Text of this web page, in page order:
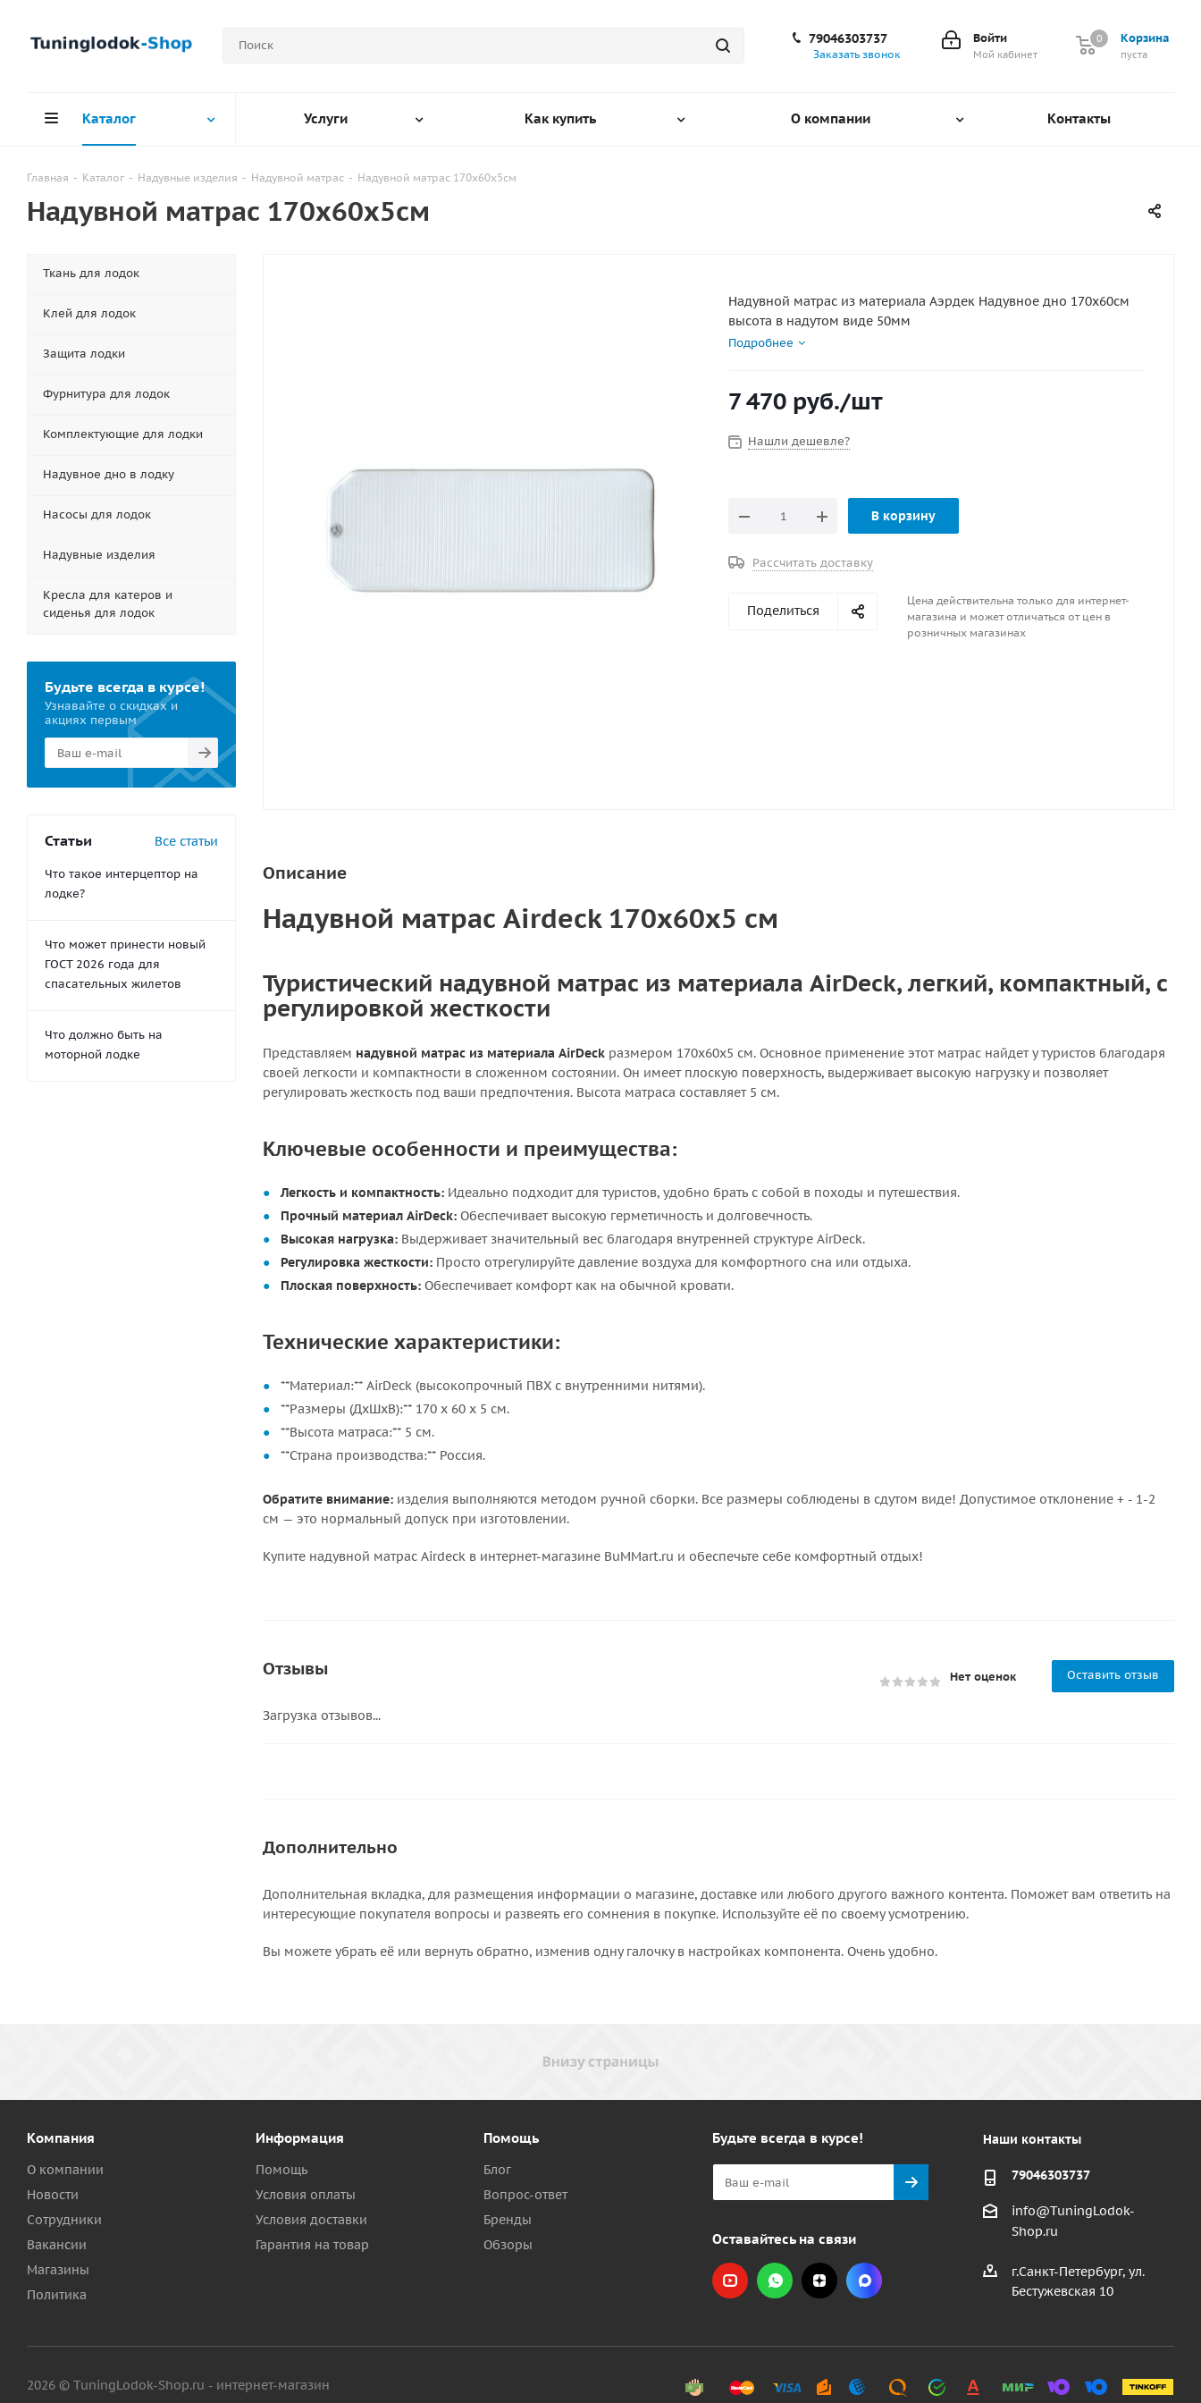
Корзина
0
пуста
0
Войти
Мой кабинет
79046303737
Заказать звонок
Каталог Услуги Как купить О компании Контакты
Главная - Каталог - Надувные изделия - Надувной матрас - Надувной матрас 170х60x5см
Надувной матрас 170х60x5см
Надувной матрас из материала Аэрдек Надувное дно 170х60см
высота в надутом виде 50мм
Подробнее
7 470 руб./шт
Нашли дешевле?
В корзину
Рассчитать доставку
Поделиться
Цена действительна только для интернет-
магазина и может отличаться от цен в
розничных магазинах
Описание
Надувной матрас Airdeck 170x60x5 см
Туристический надувной матрас из материала AirDeck, легкий, компактный, с
регулировкой жесткости
Представляем надувной матрас из материала AirDeck размером 170х60х5 см. Основное применение этот матрас найдет у туристов благодаря
своей легкости и компактности в сложенном состоянии. Он имеет плоскую поверхность, выдерживает высокую нагрузку и позволяет
регулировать жесткость под ваши предпочтения. Высота матраса составляет 5 см.
Ключевые особенности и преимущества:
Легкость и компактность: Идеально подходит для туристов, удобно брать с собой в походы и путешествия.
Прочный материал AirDeck: Обеспечивает высокую герметичность и долговечность.
Высокая нагрузка: Выдерживает значительный вес благодаря внутренней структуре AirDeck.
Регулировка жесткости: Просто отрегулируйте давление воздуха для комфортного сна или отдыха.
Плоская поверхность: Обеспечивает комфорт как на обычной кровати.
Технические характеристики:
**Материал:** AirDeck (высокопрочный ПВХ с внутренними нитями).
**Размеры (ДхШхВ):** 170 х 60 х 5 см.
**Высота матраса:** 5 см.
**Страна производства:** Россия.
Обратите внимание: изделия выполняются методом ручной сборки. Все размеры соблюдены в сдутом виде! Допустимое отклонение + - 1-2
см — это нормальный допуск при изготовлении.
Купите надувной матрас Airdeck в интернет-магазине BuMMart.ru и обеспечьте себе комфортный отдых!
Отзывы Нет оценок Оставить отзыв
Загрузка отзывов...
Дополнительно
Дополнительная вкладка, для размещения информации о магазине, доставке или любого другого важного контента. Поможет вам ответить на
интересующие покупателя вопросы и развеять его сомнения в покупке. Используйте её по своему усмотрению.
Вы можете убрать её или вернуть обратно, изменив одну галочку в настройках компонента. Очень удобно.
Ткань для лодок
Клей для лодок
Защита лодки
Фурнитура для лодок
Комплектующие для лодки
Надувное дно в лодку
Насосы для лодок
Надувные изделия
Кресла для катеров и
сиденья для лодок
Будьте всегда в курсе!
Узнавайте о скидках и
акциях первым
Статьи Все статьи
Что такое интерцептор на
лодке?
Что может принести новый
ГОСТ 2026 года для
спасательных жилетов
Что должно быть на
моторной лодке
Компания
О компании
Новости
Сотрудники
Вакансии
Магазины
Политика
Информация
Помощь
Условия оплаты
Условия доставки
Гарантия на товар
Помощь
Блог
Вопрос-ответ
Бренды
Обзоры
Будьте всегда в курсе!
Оставайтесь на связи
Наши контакты
79046303737
info@TuningLodok-
Shop.ru
г.Санкт-Петербург, ул.
Бестужевская 10
2026 © TuningLodok-Shop.ru - интернет-магазин